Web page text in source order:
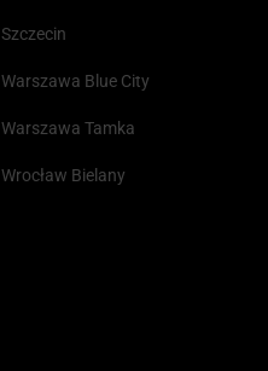
Szczecin
Warszawa Blue City
Warszawa Tamka
Wrocław Bielany